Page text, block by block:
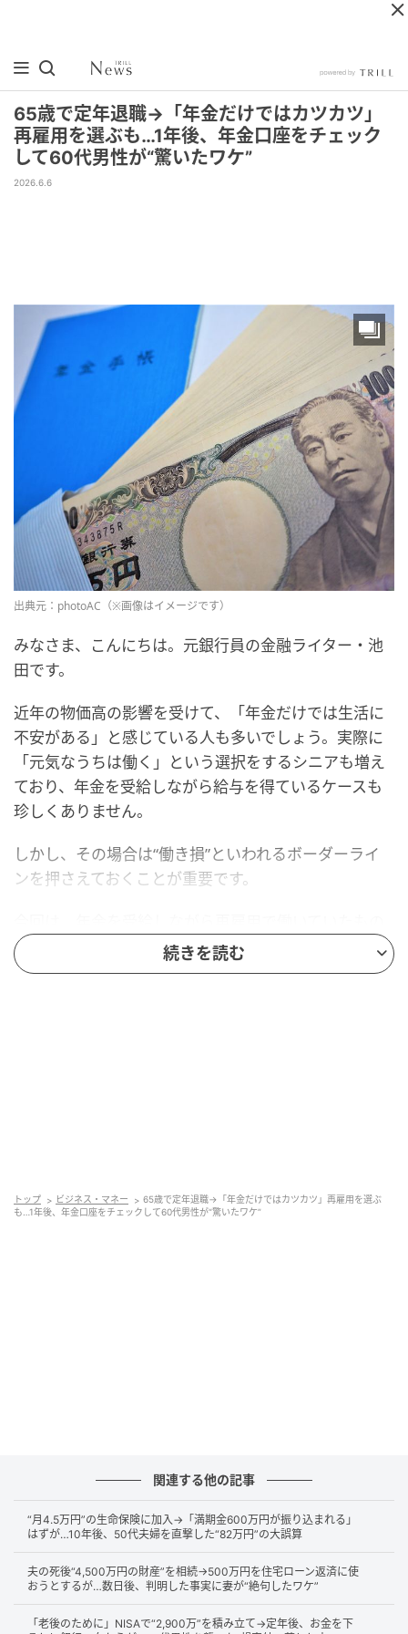
65歳で定年退職→「年金だけではカツカツ」
再雇用を選ぶも…1年後、年金口座をチェック
して60代男性が“驚いたワケ”
2026.6.6
出典元：photoAC（※画像はイメージです）
みなさま、こんにちは。元銀行員の金融ライター・池
田です。
近年の物価高の影響を受けて、「年金だけでは生活に
不安がある」と感じている人も多いでしょう。実際に
「元気なうちは働く」という選択をするシニアも増え
ており、年金を受給しながら給与を得ているケースも
珍しくありません。
しかし、その場合は“働き損”といわれるボーダーライ
ンを押さえておくことが重要です。
の、「ある制度」により手取り収入が減ってしまった
60代男性の事例を紹介します。
婦の奥さまは国民年金のみを受給することになり、年
その後Aさん夫婦は65歳の誕生日を迎え、年金の受給
がスタート。
Aさんは再雇用で退職後も毎月35万円の給与を得てお
り、年金をそのまま貯蓄に回せるほど余裕のある生活
を送っていました。
続きを読む
トップ ビジネス・マネー
65歳で定年退職→「年金だけではカツカツ」再雇用を選ぶ
も…1年後、年金口座をチェックして60代男性が“驚いたワケ”
関連する他の記事
“月4.5万円”の生命保険に加入→「満期金600万円が振り込まれる」
はずが…10年後、50代夫婦を直撃した“82万円”の大誤算
夫の死後“4,500万円の財産”を相続→500万円を住宅ローン返済に使
おうとするが…数日後、判明した事実に妻が“絶句したワケ”
「老後のために」NISAで“2,900万”を積み立て→定年後、お金を下